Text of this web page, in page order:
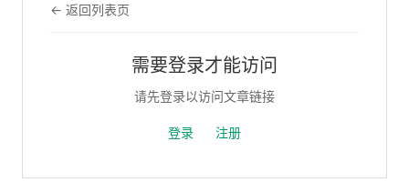
← 返回列表页
需要登录才能访问
请先登录以访问文章链接
登录 注册